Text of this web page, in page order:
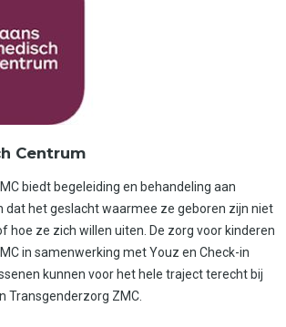
Centrum
biedt begeleiding en behandeling aan
dat het geslacht waarmee ze geboren zijn niet
hoe ze zich willen uiten. De zorg voor kinderen
in samenwerking met Youz en Check-in
kunnen voor het hele traject terecht bij
Transgenderzorg ZMC.